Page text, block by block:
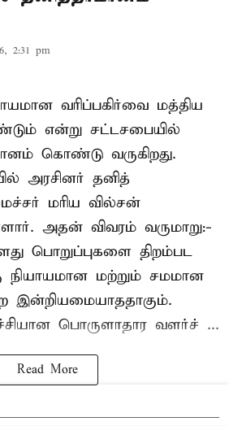
2:31 pm
வரிப்பகிர்வை மத்திய
என்று சட்டசபையில்
கொண்டு வருகிறது.
அரசினர் தனித்
மரிய வில்சன்
அதன் விவரம் வருமாறு:-
பொறுப்புகளை திறம்பட
நியாயமான மற்றும் சமமான
இன்றியமையாததாகும்.
பொருளாதார வளர்ச் ...
Read More